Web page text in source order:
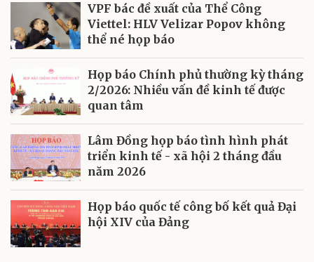
VPF bác đề xuất của Thể Công
Viettel: HLV Velizar Popov không
thể né họp báo
Họp báo Chính phủ thường kỳ tháng
2/2026: Nhiều vấn đề kinh tế được
quan tâm
Lâm Đồng họp báo tình hình phát
triển kinh tế - xã hội 2 tháng đầu
năm 2026
Họp báo quốc tế công bố kết quả Đại
hội XIV của Đảng